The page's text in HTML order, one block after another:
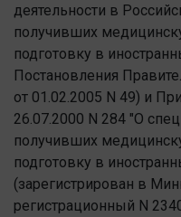
деятельности в
получивших
подготовку в
Постановления
от 01.02.2005 N 49) и
26.07.2000 N 284 "О
получивших
подготовку в
(зарегистрирован в
регистрационный N